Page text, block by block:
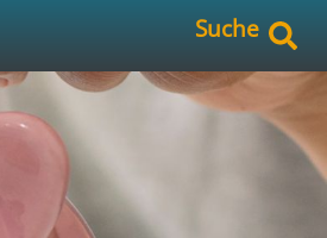
Suche